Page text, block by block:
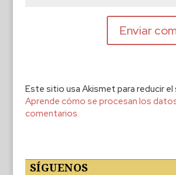
Este sitio usa Akismet para reducir el
Aprende cómo se procesan los
comentarios.
SÍGUENOS